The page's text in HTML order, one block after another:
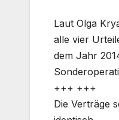
Laut Olga
alle vier
dem Jahr
+++ +++
Die Verträge